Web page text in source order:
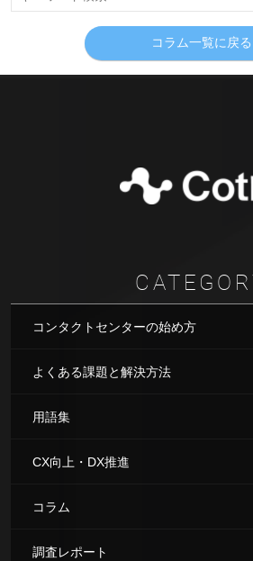
コラム一覧に戻る
コンタクトセンターの始め方
よくある課題と解決方法
用語集
CX向上・DX推進
コラム
調査レポート